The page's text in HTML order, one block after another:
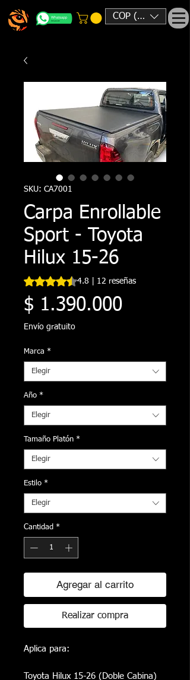
COP ($)
SKU: CA7001
Carpa Enrollable
Sport - Toyota
Hilux 15-26
Según 12 reseñas, la calificación es de
4.8 | 12 reseñas
$ 1.390.000Precio
Envío gratuito
Marca *
Elegir
Año *
Elegir
Tamaño Platón *
Elegir
Estilo *
Elegir
Cantidad *
Agregar al carrito
Realizar compra
Aplica para:
Toyota Hilux 15-26 (Doble Cabina)